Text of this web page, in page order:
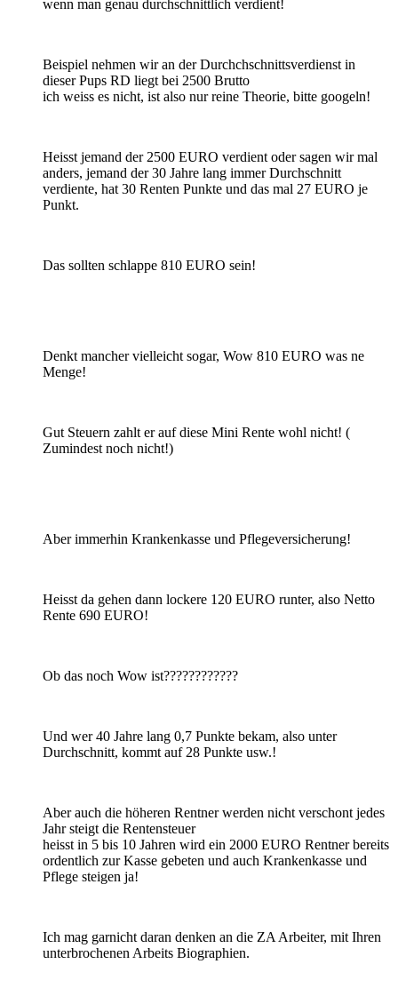
wenn man genau durchschnittlich verdient!
Beispiel nehmen wir an der Durchchschnittsverdienst in
dieser Pups RD liegt bei 2500 Brutto
ich weiss es nicht, ist also nur reine Theorie, bitte googeln!
Heisst jemand der 2500 EURO verdient oder sagen wir mal
anders, jemand der 30 Jahre lang immer Durchschnitt
verdiente, hat 30 Renten Punkte und das mal 27 EURO je
Punkt.
Das sollten schlappe 810 EURO sein!
Denkt mancher vielleicht sogar, Wow 810 EURO was ne
Menge!
Gut Steuern zahlt er auf diese Mini Rente wohl nicht! (
Zumindest noch nicht!)
Aber immerhin Krankenkasse und Pflegeversicherung!
Heisst da gehen dann lockere 120 EURO runter, also Netto
Rente 690 EURO!
Ob das noch Wow ist????????????
Und wer 40 Jahre lang 0,7 Punkte bekam, also unter
Durchschnitt, kommt auf 28 Punkte usw.!
Aber auch die höheren Rentner werden nicht verschont jedes
Jahr steigt die Rentensteuer
heisst in 5 bis 10 Jahren wird ein 2000 EURO Rentner bereits
ordentlich zur Kasse gebeten und auch Krankenkasse und
Pflege steigen ja!
Ich mag garnicht daran denken an die ZA Arbeiter, mit Ihren
unterbrochenen Arbeits Biographien.